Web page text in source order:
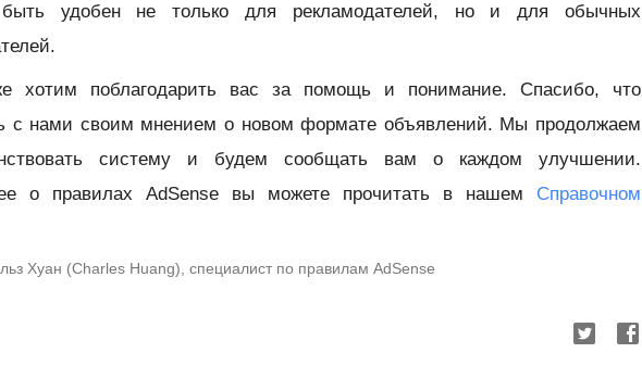
удобен не только для рекламодателей, но и для обычных
хотим поблагодарить вас за помощь и понимание. Спасибо, что
с нами своим мнением о новом формате объявлений. Мы продолжаем
систему и будем сообщать вам о каждом улучшении.
о правилах AdSense вы можете прочитать в нашем Справочном
Хуан (Charles Huang), специалист по правилам AdSense